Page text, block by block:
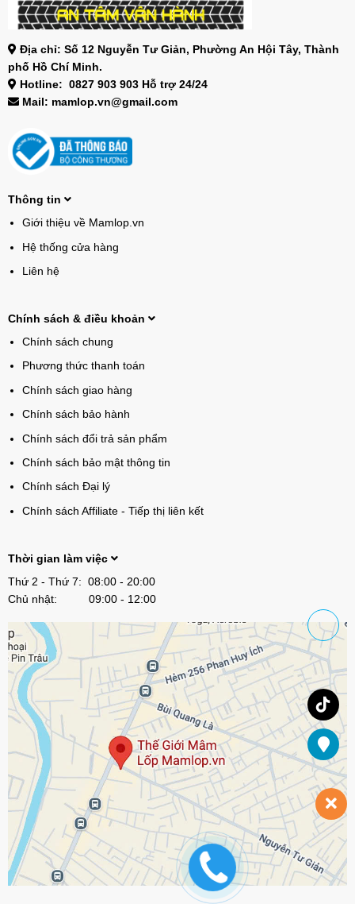
Địa chỉ: Số 12 Nguyễn Tư Giản, Phường An Hội Tây, Thành
phố Hồ Chí Minh.
Hotline: 0827 903 903 Hỗ trợ 24/24
Mail: mamlop.vn@gmail.com
Thông tin
Giới thiệu về Mamlop.vn
Hệ thống cửa hàng
Liên hệ
Chính sách & điều khoản
Chính sách chung
Phương thức thanh toán
Chính sách giao hàng
Chính sách bảo hành
Chính sách đổi trả sản phẩm
Chính sách bảo mật thông tin
Chính sách Đại lý
Chính sách Affiliate - Tiếp thị liên kết
Thời gian làm việc
Thứ 2 - Thứ 7: 08:00 - 20:00
Chủ nhật: 09:00 - 12:00